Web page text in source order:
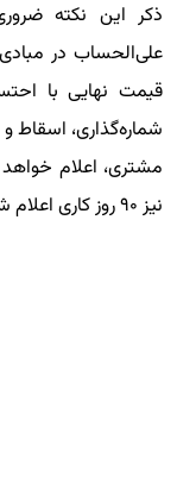
ذکر این نکته
علی‌الحساب در
قیمت نهایی با
شماره‌گذاری، اسقاط
مشتری، اعلام
نیز ۹۰ روز کاری اعلام شده است.